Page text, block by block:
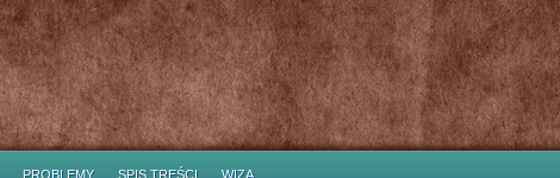
PROBLEMY SPIS TREŚCI WIZA